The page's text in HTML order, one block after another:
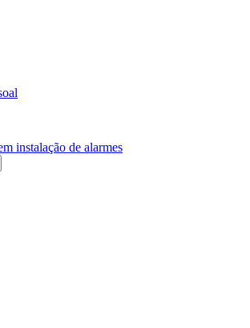
instalação de alarmes